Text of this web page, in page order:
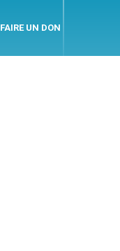
FAIRE UN DON